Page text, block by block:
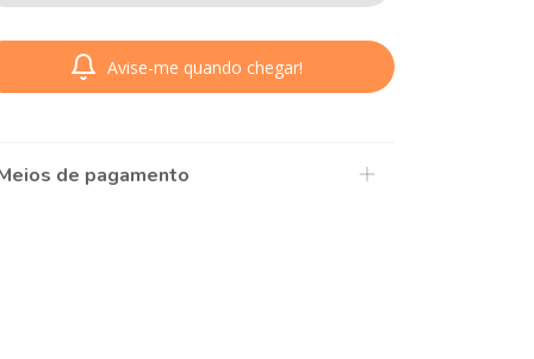
Avise-me quando chegar!
de pagamento